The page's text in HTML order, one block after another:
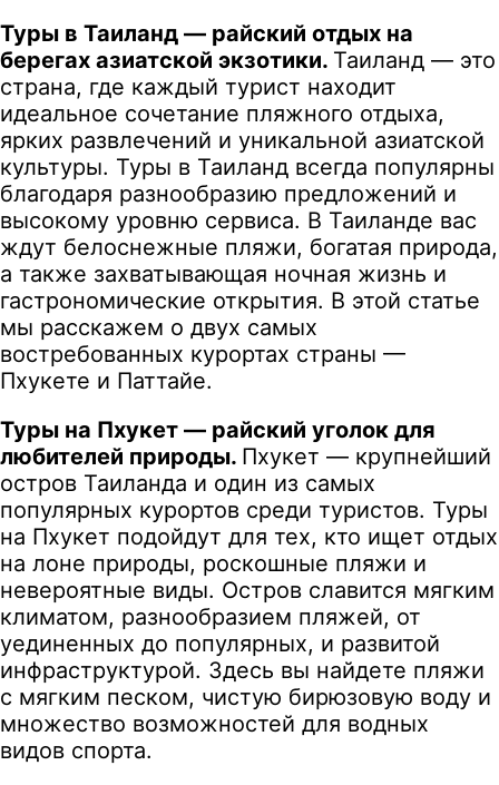
Туры в Таиланд — райский отдых на
берегах азиатской экзотики. Таиланд — это
страна, где каждый турист находит
идеальное сочетание пляжного отдыха,
ярких развлечений и уникальной азиатской
культуры. Туры в Таиланд всегда популярны
благодаря разнообразию предложений и
высокому уровню сервиса. В Таиланде вас
ждут белоснежные пляжи, богатая природа,
а также захватывающая ночная жизнь и
гастрономические открытия. В этой статье
мы расскажем о двух самых
востребованных курортах страны —
Пхукете и Паттайе.
Туры на Пхукет — райский уголок для
любителей природы. Пхукет — крупнейший
остров Таиланда и один из самых
популярных курортов среди туристов. Туры
на Пхукет подойдут для тех, кто ищет отдых
на лоне природы, роскошные пляжи и
невероятные виды. Остров славится мягким
климатом, разнообразием пляжей, от
уединенных до популярных, и развитой
инфраструктурой. Здесь вы найдете пляжи
с мягким песком, чистую бирюзовую воду и
множество возможностей для водных
видов спорта.